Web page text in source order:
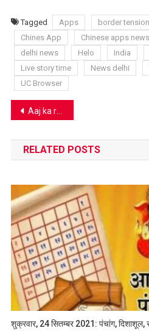
Tagged Apps border
Chines App
Chinese apps news
delhi news
Helo India
Live story time
News delhi
UC Browser
Post
navigation
Aaj ka rashifal 30 June 2020: इस राशि वाले लोगों के आर्थिक उन्नति के प्रयास रहेंगे सफल
RELATED POSTS
शुक्रवार, 24 सितम्बर 2021: पंचांग, दिशाशूल,